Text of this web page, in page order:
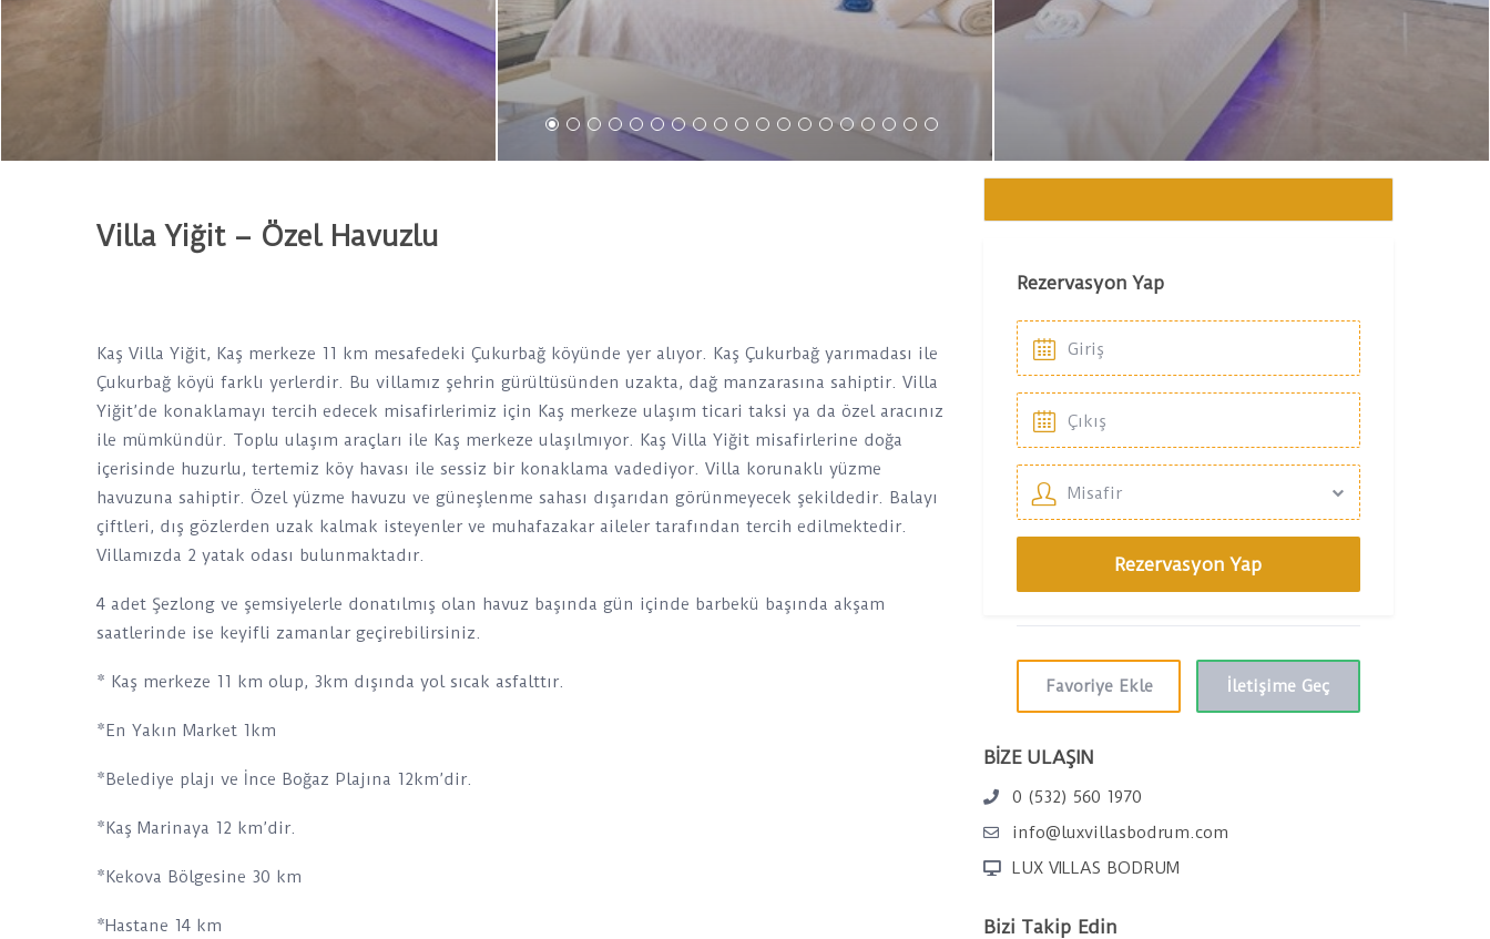
Villa Yiğit – Özel Havuzlu
Kaş Villa Yiğit, Kaş merkeze 11 km mesafedeki Çukurbağ köyünde yer alıyor. Kaş Çukurbağ yarımadası ile
Çukurbağ köyü farklı yerlerdir. Bu villamız şehrin gürültüsünden uzakta, dağ manzarasına sahiptir. Villa
Yiğit’de konaklamayı tercih edecek misafirlerimiz için Kaş merkeze ulaşım ticari taksi ya da özel aracınız
ile mümkündür. Toplu ulaşım araçları ile Kaş merkeze ulaşılmıyor. Kaş Villa Yiğit misafirlerine doğa
içerisinde huzurlu, tertemiz köy havası ile sessiz bir konaklama vadediyor. Villa korunaklı yüzme
havuzuna sahiptir. Özel yüzme havuzu ve güneşlenme sahası dışarıdan görünmeyecek şekildedir. Balayı
çiftleri, dış gözlerden uzak kalmak isteyenler ve muhafazakar aileler tarafından tercih edilmektedir.
Villamızda 2 yatak odası bulunmaktadır.
4 adet Şezlong ve şemsiyelerle donatılmış olan havuz başında gün içinde barbekü başında akşam
saatlerinde ise keyifli zamanlar geçirebilirsiniz.
* Kaş merkeze 11 km olup, 3km dışında yol sıcak asfalttır.
*En Yakın Market 1km
*Belediye plajı ve İnce Boğaz Plajına 12km’dir.
*Kaş Marinaya 12 km’dir.
*Kekova Bölgesine 30 km
*Hastane 14 km
Rezervasyon Yap
Misafir
Favoriye Ekle İletişime Geç
BİZE ULAŞIN
0 (532) 560 1970
info@luxvillasbodrum.com
LUX VILLAS BODRUM
Bizi Takip Edin